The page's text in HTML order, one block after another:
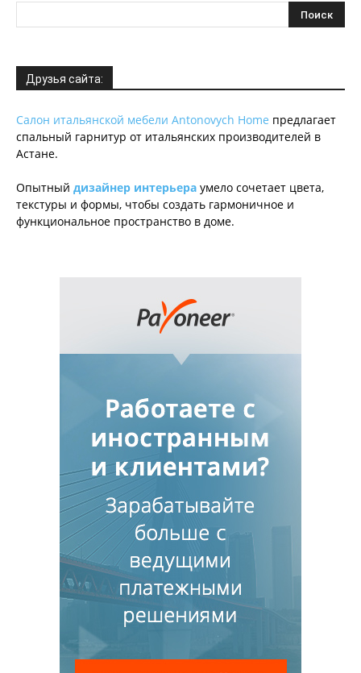
Друзья сайта:
Салон итальянской мебели Antonovych Home предлагает
спальный гарнитур от итальянских производителей в
Астане.
Опытный дизайнер интерьера умело сочетает цвета,
текстуры и формы, чтобы создать гармоничное и
функциональное пространство в доме.